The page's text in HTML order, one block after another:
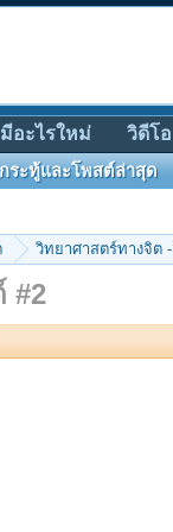
วิทยาศาสตร์ทางจิต
#2
กระทู้และโพสต์ล่าสุด
มีอะไรใหม่ วิดีโอ